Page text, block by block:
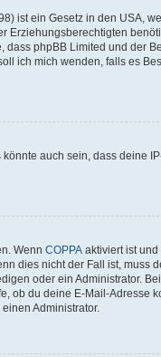
ist ein Gesetz in den USA,
Erziehungsberechtigten
dass phpBB Limited und der
ich mich wenden, falls es
auch sein, dass deine
Wenn COPPA aktiviert ist
dies nicht der Fall ist, muss
oder ein Administrator.
ob du deine E-Mail-Adresse
Administrator.